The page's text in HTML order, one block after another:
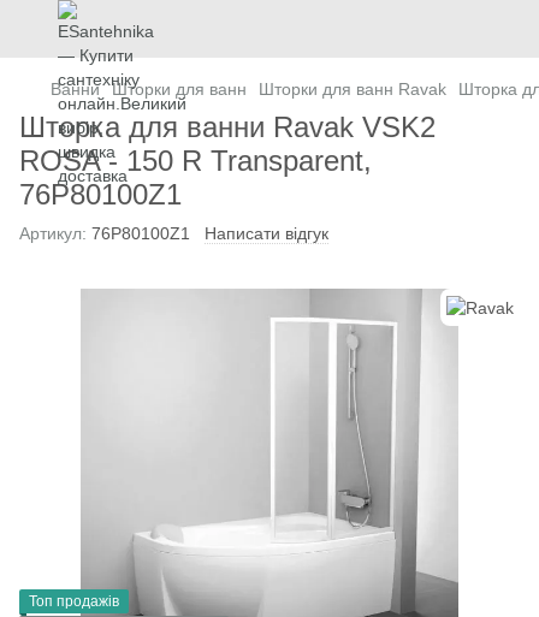
Ванни Шторки для ванн Шторки для ванн Ravak Шторка
Шторка для ванни Ravak VSK2
ROSA - 150 R Transparent,
76P80100Z1
Артикул: 76P80100Z1 Написати відгук
Топ продажів